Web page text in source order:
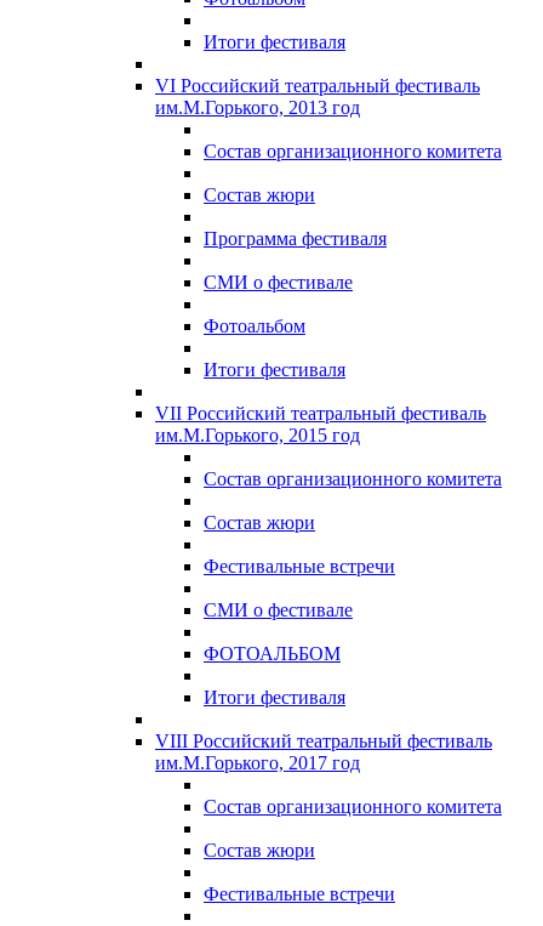
Итоги фестиваля
VI Российский театральный фестиваль
им.М.Горького, 2013 год
Состав организационного комитета
Состав жюри
Программа фестиваля
СМИ о фестивале
Фотоальбом
Итоги фестиваля
VII Российский театральный фестиваль
им.М.Горького, 2015 год
Состав организационного комитета
Состав жюри
Фестивальные встречи
СМИ о фестивале
ФОТОАЛЬБОМ
Итоги фестиваля
VIII Российский театральный фестиваль
им.М.Горького, 2017 год
Состав организационного комитета
Состав жюри
Фестивальные встречи